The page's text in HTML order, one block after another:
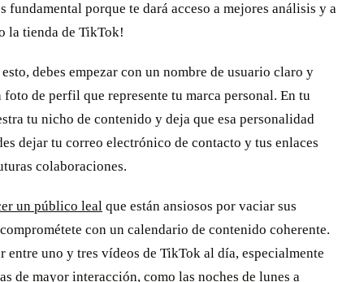
fundamental porque te dará acceso a mejores análisis y a
la tienda de TikTok!
debes empezar con un nombre de usuario claro y
foto de perfil que represente tu marca personal. En tu
tu nicho de contenido y deja que esa personalidad
dejar tu correo electrónico de contacto y tus enlaces
colaboraciones.
un público leal que están ansiosos por vaciar sus
con un calendario de contenido coherente.
entre uno y tres vídeos de TikTok al día, especialmente
de mayor interacción, como las noches de lunes a